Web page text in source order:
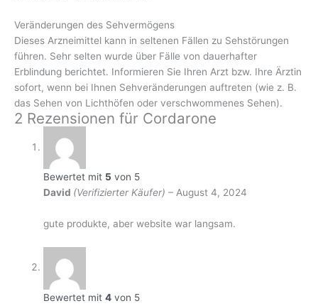
Veränderungen des Sehvermögens
Dieses Arzneimittel kann in seltenen Fällen zu Sehstörungen
führen. Sehr selten wurde über Fälle von dauerhafter
Erblindung berichtet. Informieren Sie Ihren Arzt bzw. Ihre Ärztin
sofort, wenn bei Ihnen Sehveränderungen auftreten (wie z. B.
das Sehen von Lichthöfen oder verschwommenes Sehen).
2 Rezensionen für Cordarone
Bewertet mit 5 von 5
David (Verifizierter Käufer) – August 4, 2024
gute produkte, aber website war langsam.
Bewertet mit4 von 5